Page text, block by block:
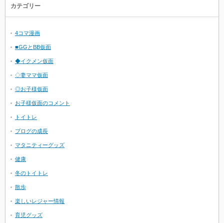
カテゴリー
4コマ漫画
■GGとBB仮面
◆イクメン仮面
◇妻ママ仮面
◎お子様仮面
お子様仮面のコメント
トイトレ
ブログの成長
マタニティーグッズ
健康
冬のトイトレ
散歩
楽しいレジャー情報
育児グッズ